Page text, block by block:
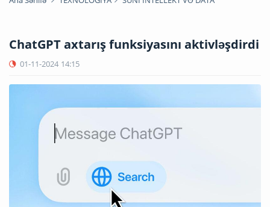
ChatGPT axtarış funksiyasını aktivləşdirdi
01-11-2024 14:15